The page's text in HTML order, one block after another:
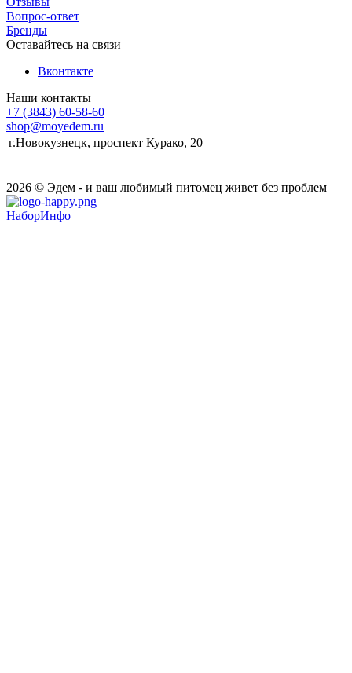
Вопрос-ответ
Бренды
Оставайтесь на связи
Вконтакте
Наши контакты
+7 (3843) 60-58-60
shop@moyedem.ru
г.Новокузнецк, проспект Курако, 20
2026 © Эдем - и ваш любимый питомец живет без проблем
НаборИнфо